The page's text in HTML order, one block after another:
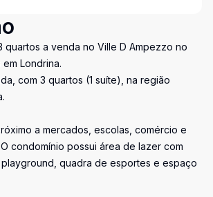
quartos a venda no Ville D Ampezzo no
Londrina.
com 3 quartos (1 suíte), na região
a mercados, escolas, comércio e
condomínio possui área de lazer com
quadra de esportes e espaço